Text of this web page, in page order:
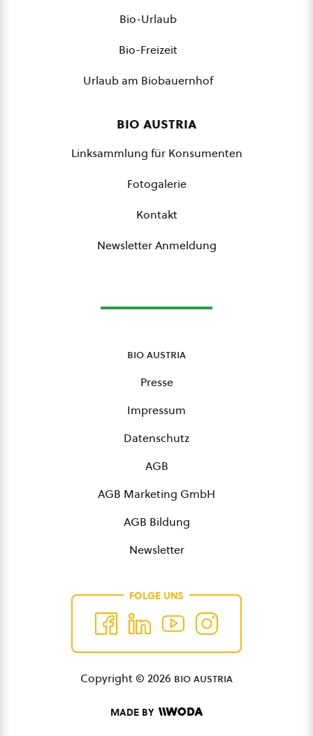
Bio-Urlaub
Bio-Freizeit
Urlaub am Biobauernhof
bio austria
Linksammlung für Konsumenten
Fotogalerie
Kontakt
Newsletter Anmeldung
bio austria
Presse
Impressum
Datenschutz
AGB
AGB Marketing GmbH
AGB Bildung
Newsletter
FOLGE UNS
Copyright © 2026 bio austria
MADE BY